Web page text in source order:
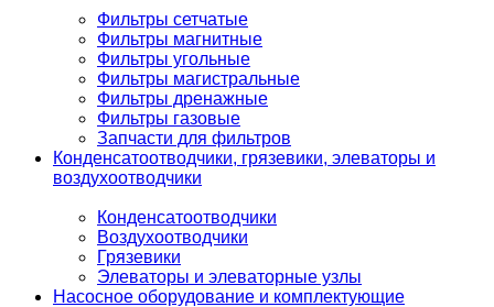
Фильтры сетчатые
Фильтры магнитные
Фильтры угольные
Фильтры магистральные
Фильтры дренажные
Фильтры газовые
Запчасти для фильтров
Конденсатоотводчики, грязевики, элеваторы и
воздухоотводчики
Конденсатоотводчики
Воздухоотводчики
Грязевики
Элеваторы и элеваторные узлы
Насосное оборудование и комплектующие